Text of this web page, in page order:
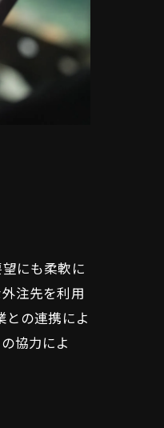
にも柔軟に
注先を利用
の連携によ
協力によ